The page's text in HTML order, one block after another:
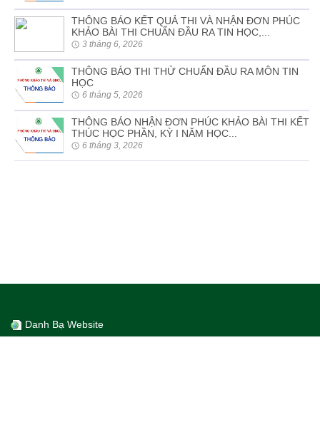
THÔNG BÁO KẾT QUẢ THI VÀ NHẬN ĐƠN PHÚC
KHẢO BÀI THI CHUẨN ĐẦU RA TIN HỌC,...
3 tháng 6, 2026
THÔNG BÁO THI THỬ CHUẨN ĐẦU RA MÔN TIN
HỌC
6 tháng 5, 2026
THÔNG BÁO NHẬN ĐƠN PHÚC KHẢO BÀI THI KẾT
THÚC HỌC PHẦN, KỲ I NĂM HỌC...
6 tháng 3, 2026
Danh Bạ Website